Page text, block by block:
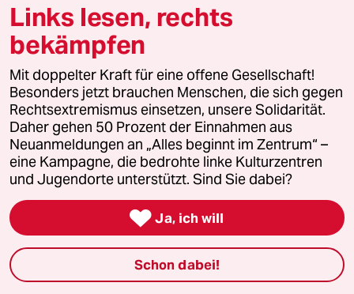
der polnischen Grenze. In den
umliegenden Dörfern gab es sicher
auch wieder 80% Ergebnisse wie bei
der letzten Wahl. Die AfD stand hier in
Umfragen allerdings vor einigen
Wochen noch bei 50%.
Wahlergebnisse hier sahen aber
schon immer anders aus als im Rest
des Landes. Seit Kohl 1990 hätte ja
auch keine Bundesregierung mehr
auch mit einem ostdeutschen
Wahlergebnis gebildet werden
können.
SW Stefan Wunder
Links lesen, rechts
bekämpfen
Mit doppelter Kraft für eine offene Gesellschaft!
Besonders jetzt brauchen Menschen, die sich gegen
Rechtsextremismus einsetzen, unsere Solidarität.
Daher gehen 50 Prozent der Einnahmen aus
Neuanmeldungen an „Alles beginnt im Zentrum“ –
eine Kampagne, die bedrohte linke Kulturzentren
und Jugendorte unterstützt. Sind Sie dabei?
 Ja, ich will
Schon dabei!